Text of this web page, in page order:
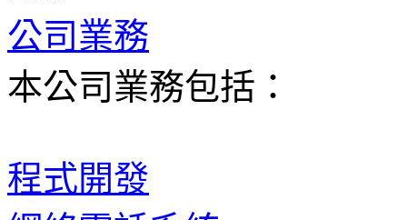
公司業務
本公司業務包括：
程式開發